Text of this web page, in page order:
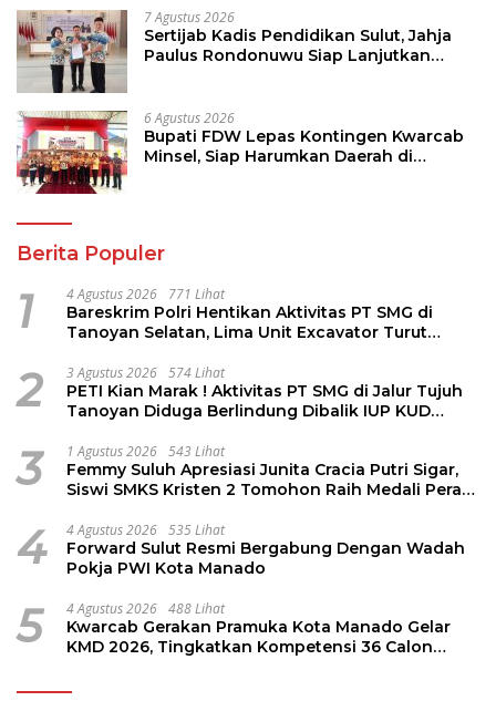
7 Agustus 2026
Sertijab Kadis Pendidikan Sulut, Jahja
Paulus Rondonuwu Siap Lanjutkan
6 Agustus 2026
Bupati FDW Lepas Kontingen Kwarcab
Minsel, Siap Harumkan Daerah di
Berita Populer
1 4 Agustus 2026 771 Lihat
Bareskrim Polri Hentikan Aktivitas PT SMG di
Tanoyan Selatan, Lima Unit Excavator Turut
2 3 Agustus 2026 574 Lihat
PETI Kian Marak ! Aktivitas PT SMG di Jalur Tujuh
Tanoyan Diduga Berlindung Dibalik IUP KUD
3 1 Agustus 2026 543 Lihat
Femmy Suluh Apresiasi Junita Cracia Putri Sigar,
Siswi SMKS Kristen 2 Tomohon Raih Medali Perak
4 4 Agustus 2026 535 Lihat
Forward Sulut Resmi Bergabung Dengan Wadah
Pokja PWI Kota Manado
5 4 Agustus 2026 488 Lihat
Kwarcab Gerakan Pramuka Kota Manado Gelar
KMD 2026, Tingkatkan Kompetensi 36 Calon